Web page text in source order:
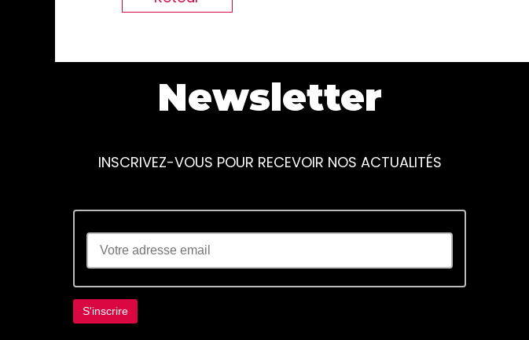
Newsletter
INSCRIVEZ-VOUS POUR RECEVOIR NOS ACTUALITÉS